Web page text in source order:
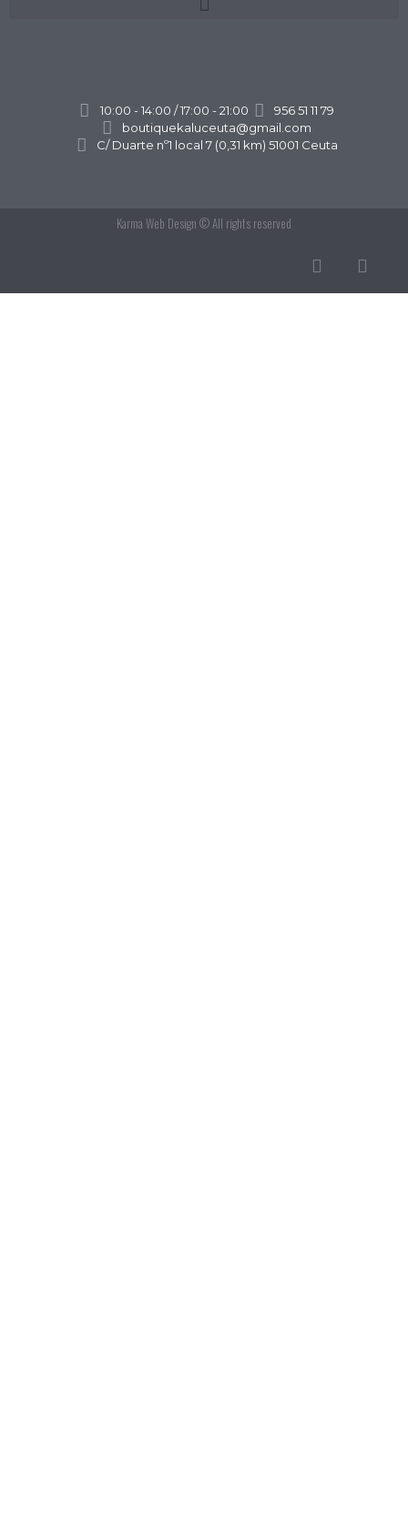
10:00 - 14:00 / 17:00 - 21:00
956 51 11 79
boutiquekaluceuta@gmail.com
C/ Duarte nº1 local 7 (0,31 km) 51001 Ceuta
Karma Web Design © All rights reserved